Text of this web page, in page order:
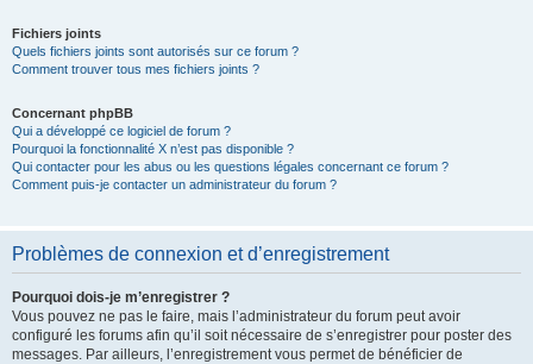
Fichiers joints
Quels fichiers joints sont autorisés sur ce forum ?
Comment trouver tous mes fichiers joints ?
Concernant phpBB
Qui a développé ce logiciel de forum ?
Pourquoi la fonctionnalité X n’est pas disponible ?
Qui contacter pour les abus ou les questions légales concernant ce forum ?
Comment puis-je contacter un administrateur du forum ?
Problèmes de connexion et d’enregistrement
Pourquoi dois-je m’enregistrer ?
Vous pouvez ne pas le faire, mais l’administrateur du forum peut avoir
configuré les forums afin qu’il soit nécessaire de s’enregistrer pour poster des
messages. Par ailleurs, l’enregistrement vous permet de bénéficier de